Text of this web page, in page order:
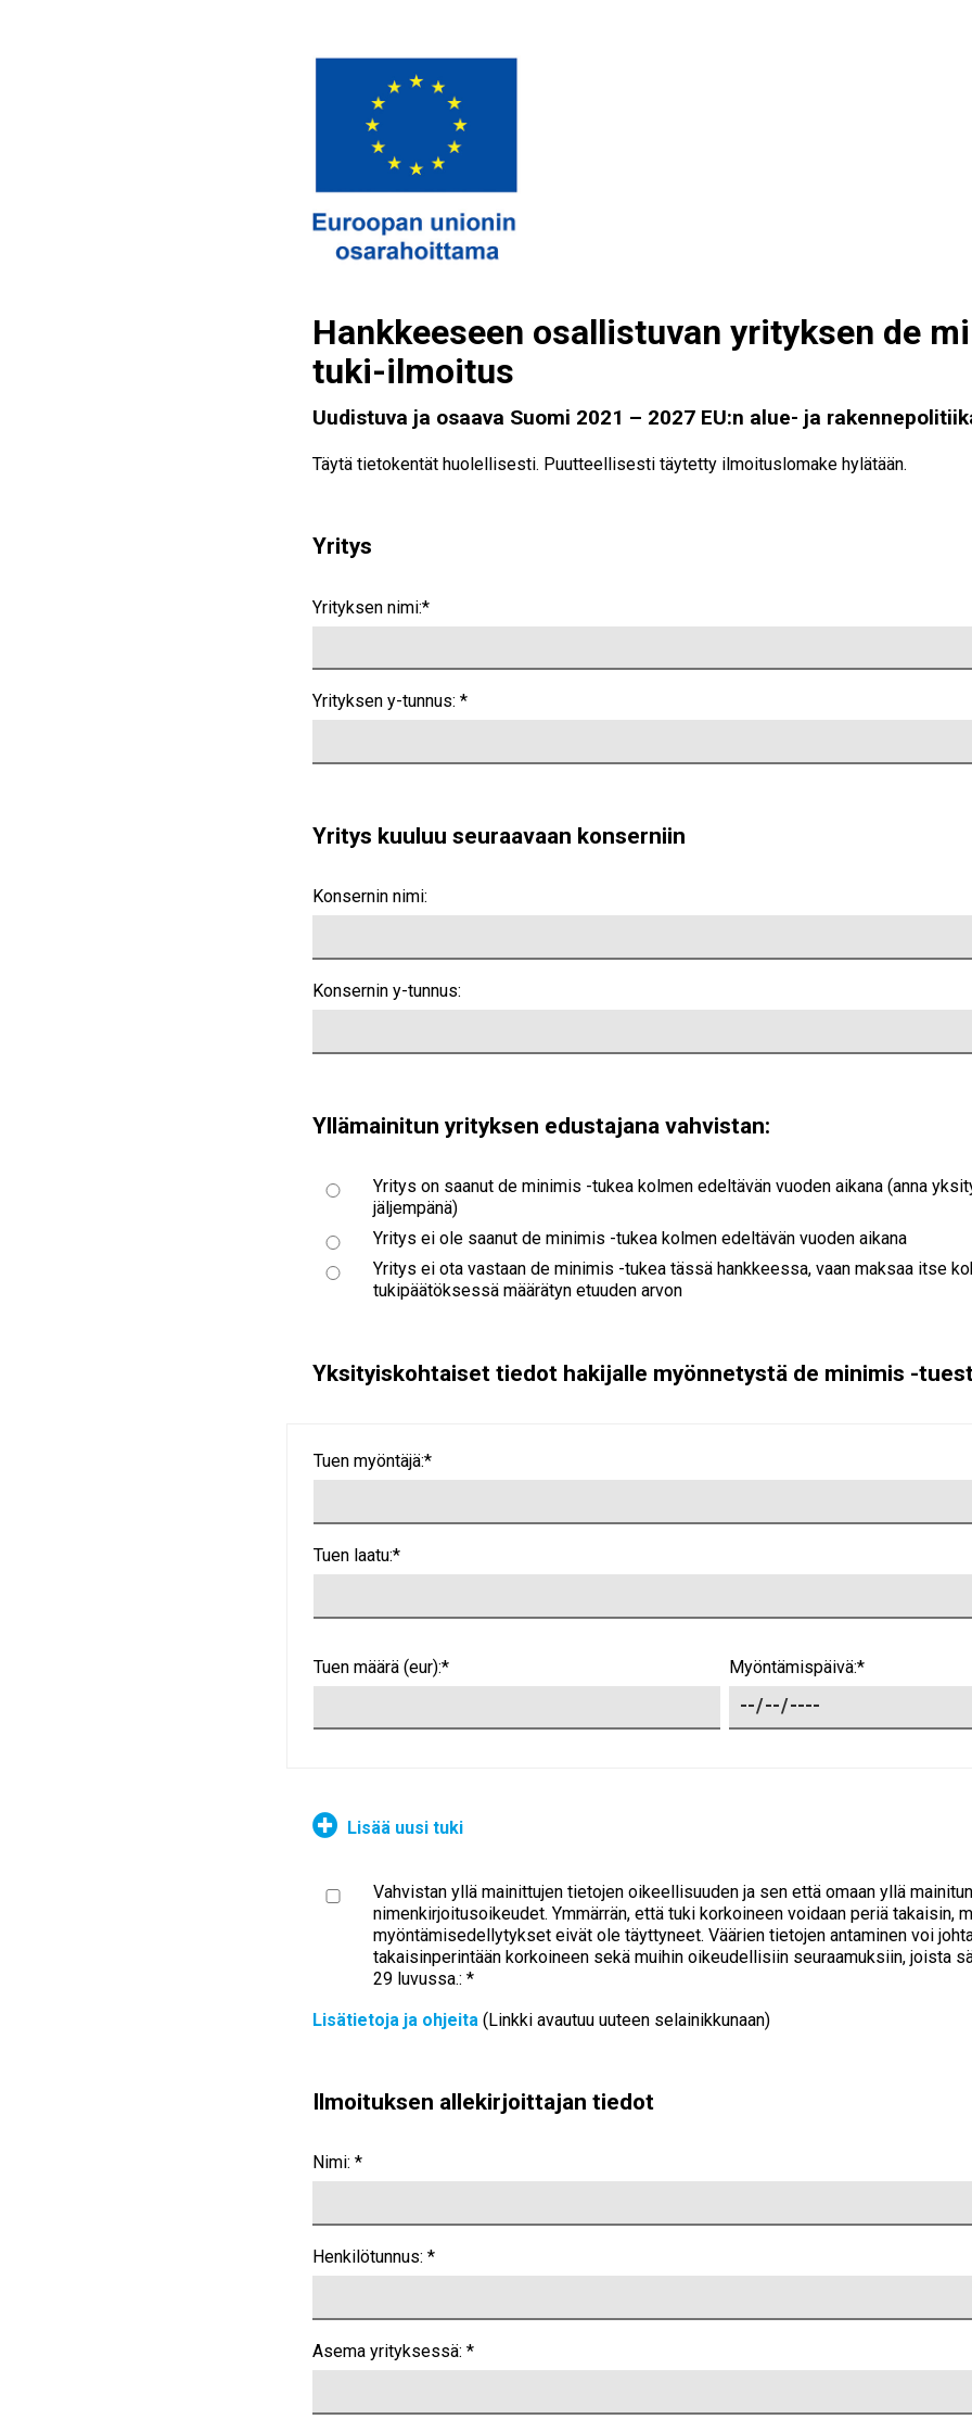
Hankkeeseen osallistuvan yrityksen de
tuki-ilmoitus
Uudistuva ja osaava Suomi 2021 – 2027 EU:n alue- ja
Täytä tietokentät huolellisesti. Puutteellisesti täytetty ilmoituslomake hylätään.
Yritys
Yrityksen nimi:*
Yrityksen y-tunnus: *
Yritys kuuluu seuraavaan konserniin
Konsernin nimi:
Konsernin y-tunnus:
Yllämainitun yrityksen edustajana vahvistan:
Yritys on saanut de minimis -tukea kolmen edeltävän vuoden aikana (anna
jäljempänä)
Yritys ei ole saanut de minimis -tukea kolmen edeltävän vuoden aikana
Yritys ei ota vastaan de minimis -tukea tässä hankkeessa, vaan maksaa itse
tukipäätöksessä määrätyn etuuden arvon
Yksityiskohtaiset tiedot hakijalle myönnetystä de minimis -
Tuen myöntäjä:*
Tuen laatu:*
Tuen määrä (eur):* Myöntämispäivä:*
Lisää uusi tuki
Vahvistan yllä mainittujen tietojen oikeellisuuden ja sen että omaan yllä
nimenkirjoitusoikeudet. Ymmärrän, että tuki korkoineen voidaan periä takaisin,
myöntämisedellytykset eivät ole täyttyneet. Väärien tietojen antaminen voi
takaisinperintään korkoineen sekä muihin oikeudellisiin seuraamuksiin, joista
29 luvussa.: *
Lisätietoja ja ohjeita (Linkki avautuu uuteen selainikkunaan)
Ilmoituksen allekirjoittajan tiedot
Nimi: *
Henkilötunnus: *
Asema yrityksessä: *